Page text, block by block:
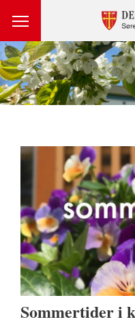
Sommertider i